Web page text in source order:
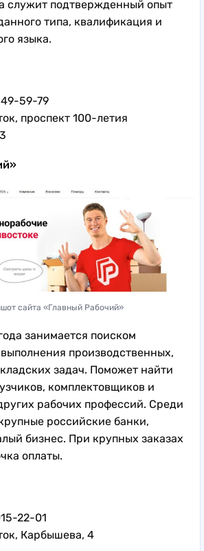
служит подтвержденный опыт
типа, квалификация и
языка.
59-79
проспект 100-летия
сайта «Главный Рабочий»
занимается поиском
производственных,
задач. Поможет найти
комплектовщиков и
рабочих профессий. Среди
российские банки,
бизнес. При крупных заказах
оплаты.
22-01
Карбышева, 4